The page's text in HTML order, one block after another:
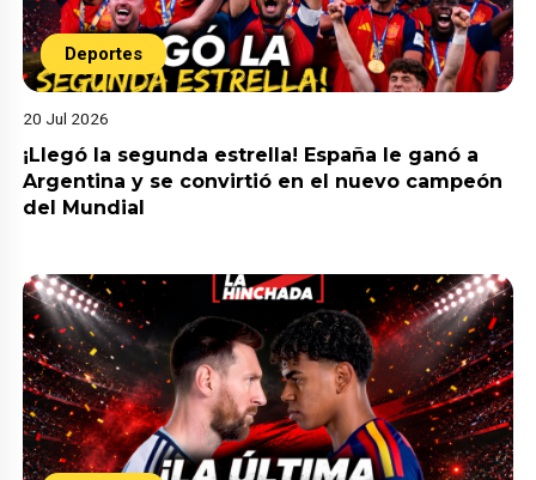
Deportes
20 Jul 2026
¡Llegó la segunda estrella! España le ganó a
Argentina y se convirtió en el nuevo campeón
del Mundial